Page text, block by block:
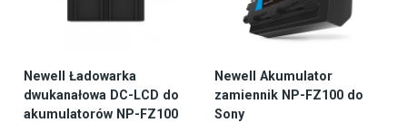
Newell Ładowarka
dwukanałowa DC-LCD do
akumulatorów NP-FZ100
Newell Akumulator
zamiennik NP-FZ100 do
Sony